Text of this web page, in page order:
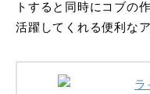
トすると同時にコブの
活躍してくれる便利な